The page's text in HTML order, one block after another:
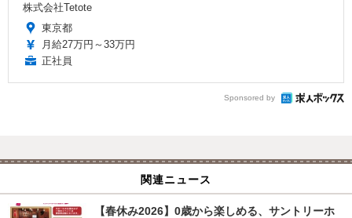
株式会社Tetote
東京都
月給27万円～33万円
正社員
Sponsored by
関連ニュース
【春休み2026】0歳から楽しめる、サントリーホ